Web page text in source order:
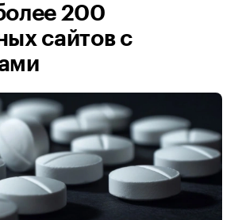
200
сайтов с